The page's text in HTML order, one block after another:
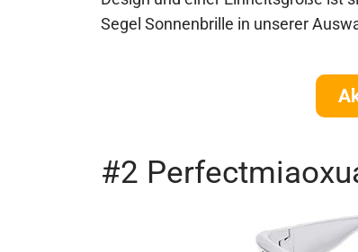
Segel Sonnenbrille in unserer
#2